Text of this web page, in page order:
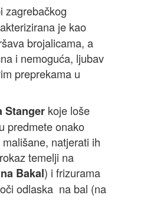
zagrebačkog
je kao
brojalicama, a
i nemoguća, ljubav
preprekama u
Stanger koje loše
predmete onako
natjerati ih
temelji na
Bakal) i frizurama
odlaska na bal (na